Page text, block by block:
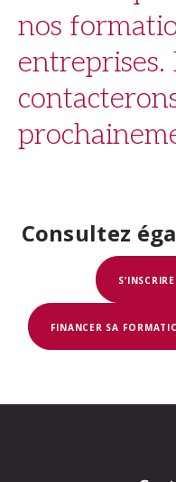
Je veux
nos
entreprises.
Consultez
FINANCER SA